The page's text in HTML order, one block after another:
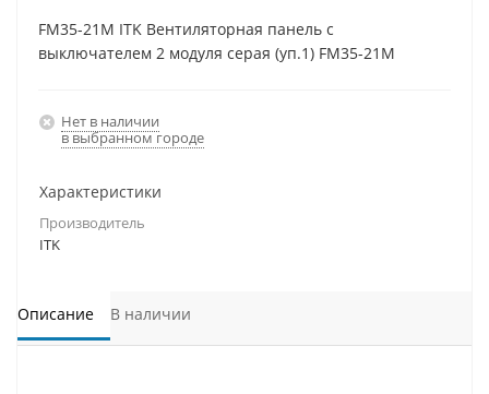
FM35-21M ITK Вентиляторная панель с
выключателем 2 модуля серая (уп.1) FM35-21M
Нет в наличии
в выбранном городе
Характеристики
Производитель
ITK
Описание В наличии